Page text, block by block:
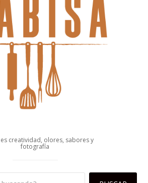
creatividad, olores, sabores y
fotografía